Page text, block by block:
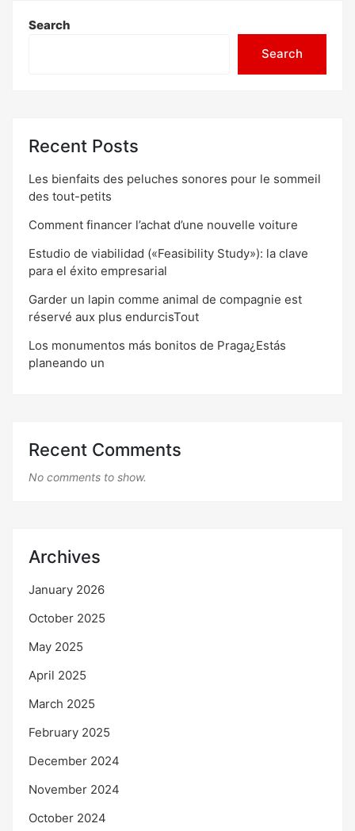
Search
Search
Recent Posts
Les bienfaits des peluches sonores pour le sommeil
des tout-petits
Comment financer l’achat d’une nouvelle voiture
Estudio de viabilidad («Feasibility Study»): la clave
para el éxito empresarial
Garder un lapin comme animal de compagnie est
réservé aux plus endurcisTout
Los monumentos más bonitos de Praga¿Estás
planeando un
Recent Comments
No comments to show.
Archives
January 2026
October 2025
May 2025
April 2025
March 2025
February 2025
December 2024
November 2024
October 2024